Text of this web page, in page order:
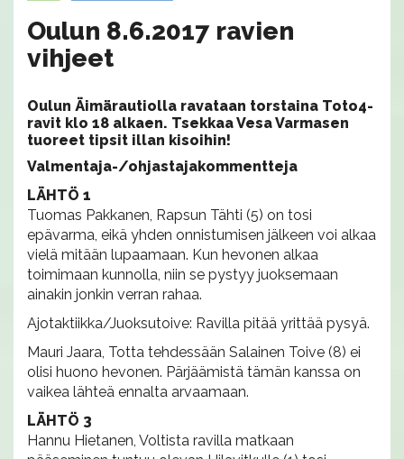
Oulun 8.6.2017 ravien
vihjeet
Oulun Äimärautiolla ravataan torstaina Toto4-
ravit klo 18 alkaen. Tsekkaa Vesa Varmasen
tuoreet tipsit illan kisoihin!
Valmentaja-/ohjastajakommentteja
LÄHTÖ 1
Tuomas Pakkanen, Rapsun Tähti (5) on tosi
epävarma, eikä yhden onnistumisen jälkeen voi alkaa
vielä mitään lupaamaan. Kun hevonen alkaa
toimimaan kunnolla, niin se pystyy juoksemaan
ainakin jonkin verran rahaa.
Ajotaktiikka/Juoksutoive: Ravilla pitää yrittää pysyä.
Mauri Jaara, Totta tehdessään Salainen Toive (8) ei
olisi huono hevonen. Pärjäämistä tämän kanssa on
vaikea lähteä ennalta arvaamaan.
LÄHTÖ 3
Hannu Hietanen, Voltista ravilla matkaan